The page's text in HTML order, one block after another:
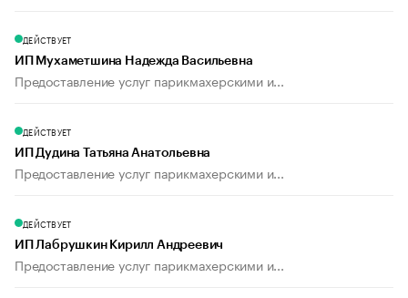
ДЕЙСТВУЕТ
ИП Мухаметшина Надежда Васильевна
Предоставление услуг парикмахерскими и...
ДЕЙСТВУЕТ
ИП Дудина Татьяна Анатольевна
Предоставление услуг парикмахерскими и...
ДЕЙСТВУЕТ
ИП Лабрушкин Кирилл Андреевич
Предоставление услуг парикмахерскими и...